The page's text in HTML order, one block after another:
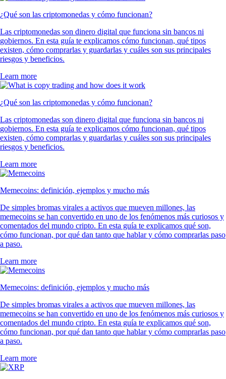
¿Qué son las criptomonedas y cómo funcionan?
Las criptomonedas son dinero digital que funciona sin bancos ni
gobiernos. En esta guía te explicamos cómo funcionan, qué tipos
existen, cómo comprarlas y guardarlas y cuáles son sus principales
riesgos y beneficios.
Learn more
¿Qué son las criptomonedas y cómo funcionan?
Las criptomonedas son dinero digital que funciona sin bancos ni
gobiernos. En esta guía te explicamos cómo funcionan, qué tipos
existen, cómo comprarlas y guardarlas y cuáles son sus principales
riesgos y beneficios.
Learn more
Memecoins: definición, ejemplos y mucho más
De simples bromas virales a activos que mueven millones, las
memecoins se han convertido en uno de los fenómenos más curiosos y
comentados del mundo cripto. En esta guía te explicamos qué son,
cómo funcionan, por qué dan tanto que hablar y cómo comprarlas paso
a paso.
Learn more
Memecoins: definición, ejemplos y mucho más
De simples bromas virales a activos que mueven millones, las
memecoins se han convertido en uno de los fenómenos más curiosos y
comentados del mundo cripto. En esta guía te explicamos qué son,
cómo funcionan, por qué dan tanto que hablar y cómo comprarlas paso
a paso.
Learn more